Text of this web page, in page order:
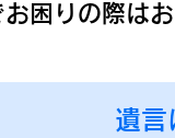
困りの際は
遺言